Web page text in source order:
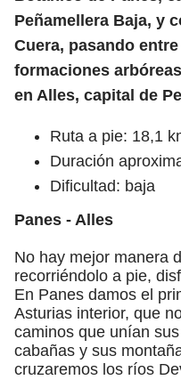
Peñamellera Baja, y
Cuera, pasando
formaciones
en Alles, capital de
Ruta a pie: 18,1
Duración
Dificultad: baja
Panes - Alles
No hay mejor manera
recorriéndolo a pie,
En Panes damos el
Asturias interior, que
caminos que unían
cabañas y sus
cruzaremos los ríos